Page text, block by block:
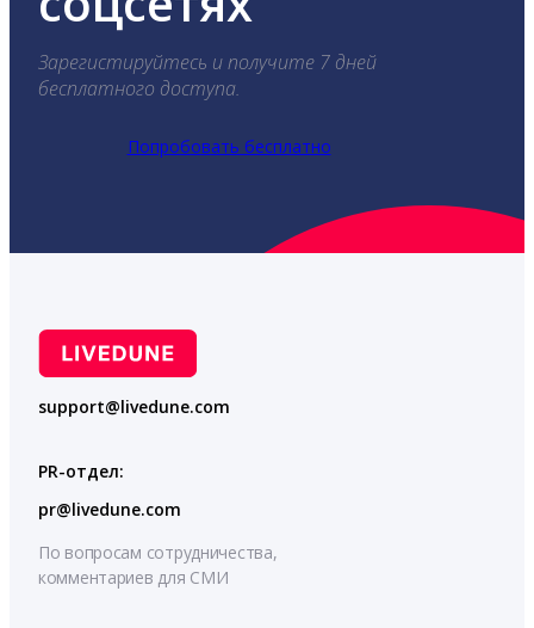
Зарегистируйтесь и получите 7 дней
бесплатного доступа.
Попробовать бесплатно
support@livedune.com
PR-отдел:
pr@livedune.com
По вопросам сотрудничества,
комментариев для СМИ